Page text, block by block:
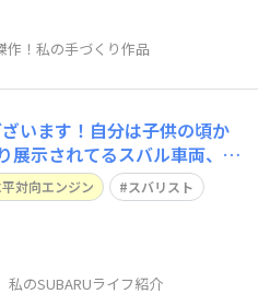
作！私の手づくり作品
います！自分は子供の頃か
展示されてるスバル車両、イ
かはSUBARU車に乗ってみ
頃に色んなSUBARU車を見
ったりしましたが、当時は
対向エンジン
スバリスト
私のSUBARUライフ紹介